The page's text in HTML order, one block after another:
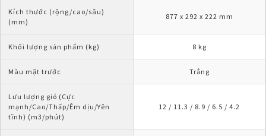
Kích thước (rộng/cao/sâu)
(mm)
877 x 292 x 222 mm
Khối lượng sản phẩm (kg) 8 kg
Màu mặt trước Trắng
Lưu lượng gió (Cực
mạnh/Cao/Thấp/Êm dịu/Yên
tĩnh) (m3/phút)
12 / 11.3 / 8.9 / 6.5 / 4.2